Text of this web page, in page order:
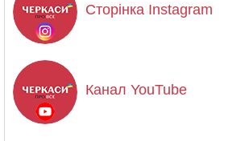
Сторінка Instagram
Канал YouTube